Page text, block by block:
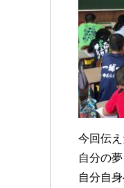
今回伝
自分の
自分自